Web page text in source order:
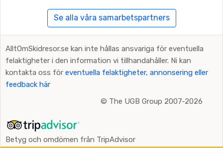
Se alla våra samarbetspartners
AlltOmSkidresor.se kan inte hållas ansvariga för eventuella
felaktigheter i den information vi tillhandahåller. Ni kan
kontakta oss för eventuella felaktigheter, annonsering eller
feedback här
© The UGB Group 2007-2026
Betyg och omdömen från TripAdvisor